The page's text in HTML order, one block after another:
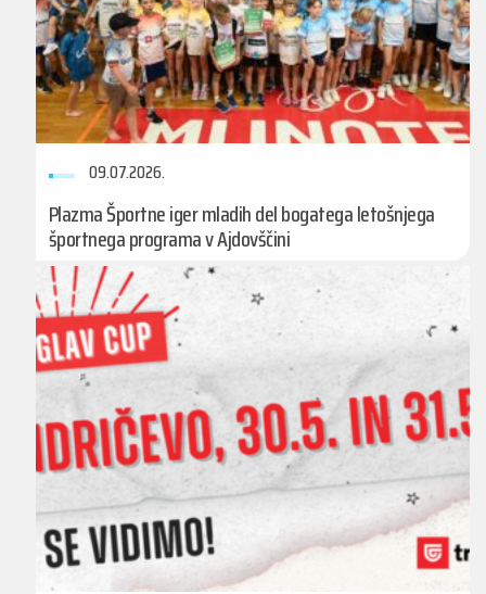
09.07.2026.
Plazma Športne iger mladih del bogatega letošnjega
športnega programa v Ajdovščini